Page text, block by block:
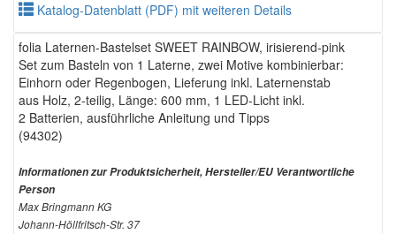
Katalog-Datenblatt (PDF) mit weiteren Details
folia Laternen-Bastelset SWEET RAINBOW, irisierend-pink
Set zum Basteln von 1 Laterne, zwei Motive kombinierbar:
Einhorn oder Regenbogen, Lieferung inkl. Laternenstab
aus Holz, 2-teilig, Länge: 600 mm, 1 LED-Licht inkl.
2 Batterien, ausführliche Anleitung und Tipps
(94302)
Informationen zur Produktsicherheit, Hersteller/EU Verantwortliche
Person
Max Bringmann KG
Johann-Höllfritsch-Str. 37